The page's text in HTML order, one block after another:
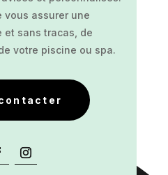
vous assurer une
et sans tracas, de
votre piscine ou spa.